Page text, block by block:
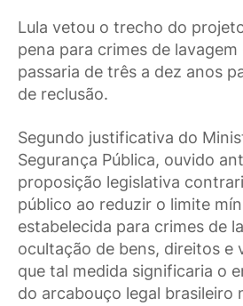
Lula vetou o trecho do
pena para crimes de
passaria de três a dez anos
de reclusão.
Segundo justificativa do
Segurança Pública, ouvido
proposição legislativa
público ao reduzir o limite
estabelecida para crimes de
ocultação de bens, direitos e
que tal medida significaria o
do arcabouço legal brasileiro